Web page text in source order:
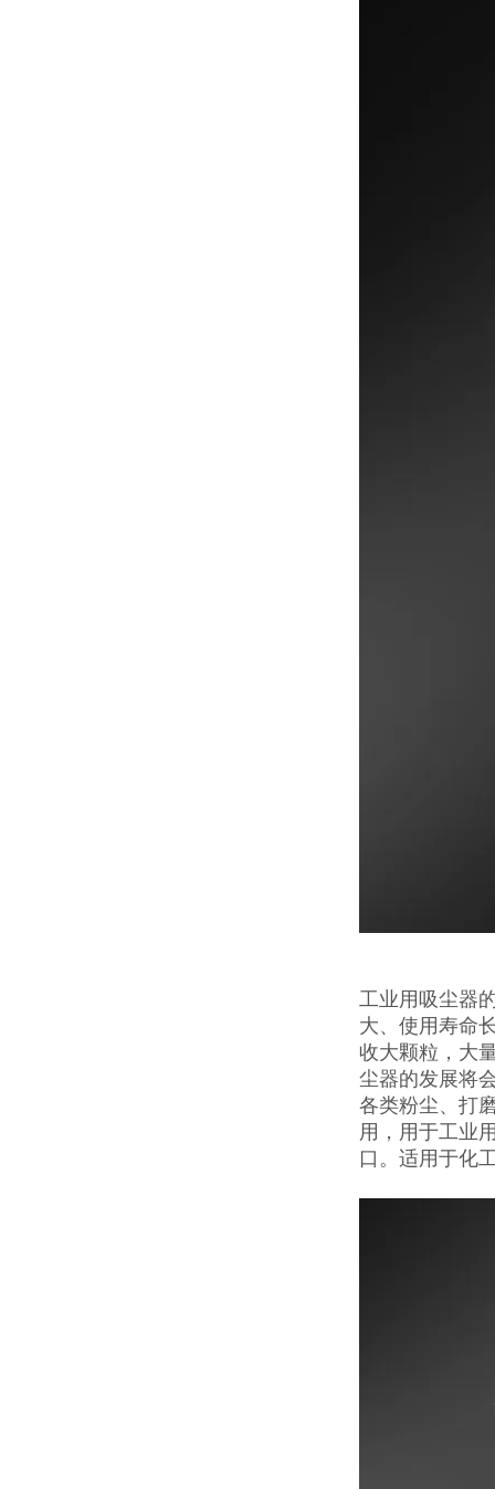
工业用吸尘器
大、使用寿命
收大颗粒，大
尘器的发展将
各类粉尘、打
用，用于工业
口。适用于化